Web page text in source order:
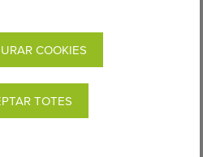
COOKIES
TOTES